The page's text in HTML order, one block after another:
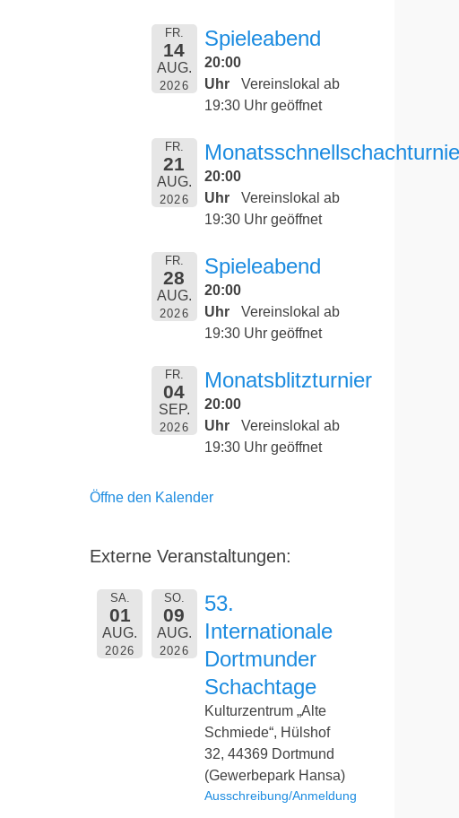
FR.
14
AUG.
2026
Spieleabend
20:00
Uhr
Vereinslokal ab
19:30 Uhr geöffnet
FR.
21
AUG.
2026
20:00
Uhr
Vereinslokal ab
19:30 Uhr geöffnet
FR.
28
AUG.
2026
Spieleabend
20:00
Uhr
Vereinslokal ab
19:30 Uhr geöffnet
FR.
04
SEP.
2026
Monatsblitzturnier
20:00
Uhr
Vereinslokal ab
19:30 Uhr geöffnet
Öffne den Kalender
Externe Veranstaltungen:
SA.
01
AUG.
2026
SO.
09
AUG.
2026
53.
Internationale
Dortmunder
Schachtage
Kulturzentrum „Alte
Schmiede“, Hülshof
32, 44369 Dortmund
(Gewerbepark Hansa)
Ausschreibung/Anmeldung